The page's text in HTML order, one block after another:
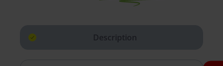
Description